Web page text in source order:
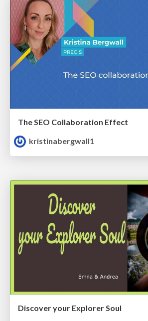
The SEO Collaboration Effect
kristinabergwall1
Discover your Explorer Soul